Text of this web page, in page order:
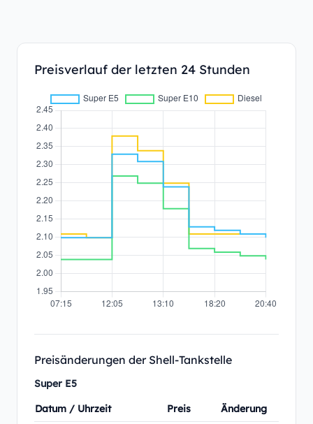
Preisverlauf der letzten 24 Stunden
Preisänderungen der Shell-Tankstelle
Super E5
Datum / Uhrzeit
Preis Änderung